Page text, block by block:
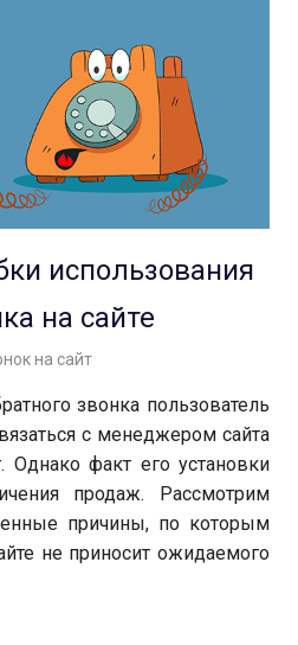
использования
на сайте
на сайт
звонка пользователь
с менеджером сайта
Однако факт его установки
продаж. Рассмотрим
причины, по которым
не приносит ожидаемого